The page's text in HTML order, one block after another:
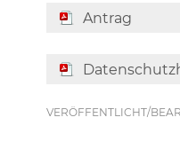
Antrag
VERÖFFENTLICHT/